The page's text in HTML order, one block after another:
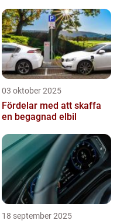
03 oktober 2025
Fördelar med att skaffa
en begagnad elbil
18 september 2025